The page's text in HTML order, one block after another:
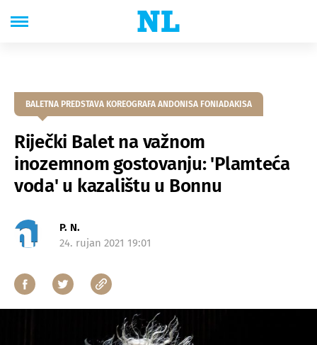
BALETNA PREDSTAVA KOREOGRAFA ANDONISA FONIADAKISA
Riječki Balet na važnom
inozemnom gostovanju: 'Plamteća
voda' u kazalištu u Bonnu
P. N.
24. rujan 2021 19:01